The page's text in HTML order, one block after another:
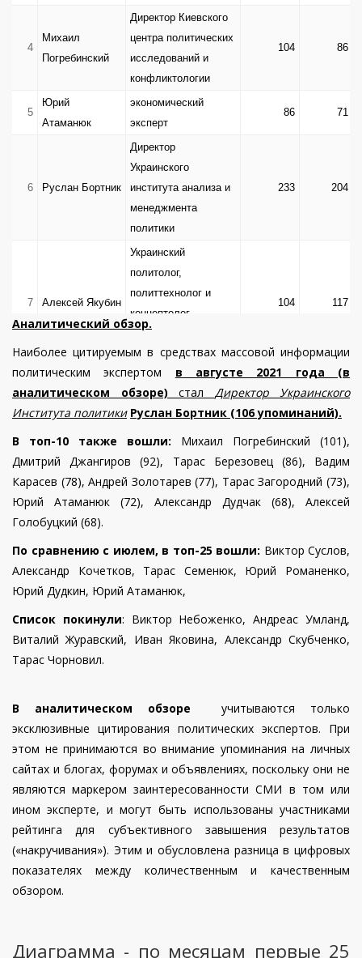
4
Михаил
Погребинский
Директор Киевского
центра политических
исследований и
конфликтологии
104 86
5
Юрий
Атаманюк
экономический
эксперт
86 71
6 Руслан Бортник
Директор
Украинского
института анализа и
менеджмента
политики
233 204
7 Алексей Якубин
Украинский
политолог,
политтехнолог и
концептолог,
кандидат
политических наук
104 117
Михаил
Чаплыга
Политический
эксперт
303
Александр
Охрименко
Экономический
эксперт
Сергей
Кравченко
медицинский эксперт 101
Вадим Карасев
Директор Института
стратегий
12
Виталий
Журавский
Правовед, глава ВО
"Достало!"
Дмитрий
Корнейчук
Політичний аналітик 215
Фесенко
политических
исследований
«Пента»
179 122
экономический
эксперт
Алексей
Голобуцкий
Заместитель
директора Агентства
моделирования
ситуаций
Аналитический обзор.
Наиболее цитируемым в средствах массовой информации
политическим экспертом
в августе 2021 года (в
аналитическом обзоре) стал
Директор Украинского
Института политики Руслан Бортник (106 упоминаний).
В топ-10 также вошли: Михаил Погребинский (101),
Дмитрий Джангиров (92), Тарас Березовец (86), Вадим
Карасев (78), Андрей Золотарев (77), Тарас Загородний (73),
Юрий Атаманюк (72), Александр Дудчак (68), Алексей
Голобуцкий (68).
По сравнению с июлем, в топ-25 вошли: Виктор Суслов,
Александр Кочетков, Тарас Семенюк, Юрий Романенко,
Юрий Дудкин, Юрий Атаманюк,
Список покинули: Виктор Небоженко, Андреас Умланд,
Виталий Журавский, Иван Яковина, Александр Скубченко,
Тарас Чорновил.
В аналитическом обзоре учитываются только
эксклюзивные цитирования политических экспертов. При
этом не принимаются во внимание упоминания на личных
сайтах и блогах, форумах и объявлениях, поскольку они не
являются маркером заинтересованности СМИ в том или
ином эксперте, и могут быть использованы участниками
рейтинга для субъективного завышения результатов
(«накручивания»). Этим и обусловлена разница в цифровых
показателях между количественным и качественным
обзором.
Диаграмма - по месяцам первые 25